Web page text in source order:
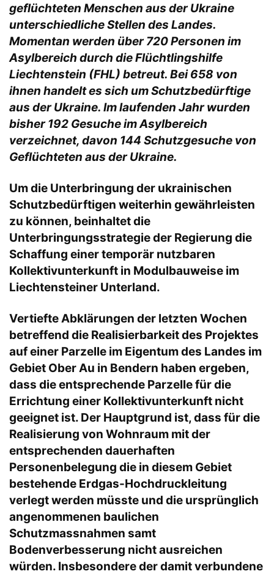
geflüchteten Menschen aus der Ukraine
unterschiedliche Stellen des Landes.
Momentan werden über 720 Personen im
Asylbereich durch die Flüchtlingshilfe
Liechtenstein (FHL) betreut. Bei 658 von
ihnen handelt es sich um Schutzbedürftige
aus der Ukraine. Im laufenden Jahr wurden
bisher 192 Gesuche im Asylbereich
verzeichnet, davon 144 Schutzgesuche von
Geflüchteten aus der Ukraine.
Um die Unterbringung der ukrainischen
Schutzbedürftigen weiterhin gewährleisten
zu können, beinhaltet die
Unterbringungsstrategie der Regierung die
Schaffung einer temporär nutzbaren
Kollektivunterkunft in Modulbauweise im
Liechtensteiner Unterland.
Vertiefte Abklärungen der letzten Wochen
betreffend die Realisierbarkeit des Projektes
auf einer Parzelle im Eigentum des Landes im
Gebiet Ober Au in Bendern haben ergeben,
dass die entsprechende Parzelle für die
Errichtung einer Kollektivunterkunft nicht
geeignet ist. Der Hauptgrund ist, dass für die
Realisierung von Wohnraum mit der
entsprechenden dauerhaften
Personenbelegung die in diesem Gebiet
bestehende Erdgas-Hochdruckleitung
verlegt werden müsste und die ursprünglich
angenommenen baulichen
Schutzmassnahmen samt
Bodenverbesserung nicht ausreichen
würden. Insbesondere der damit verbundene